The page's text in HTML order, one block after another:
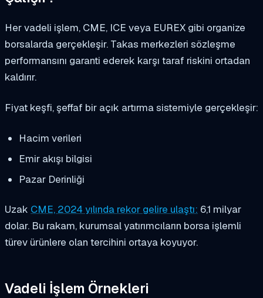
Her vadeli işlem, CME, ICE veya EUREX gibi organize
borsalarda gerçekleşir. Takas merkezleri sözleşme
performansını garanti ederek karşı taraf riskini ortadan
kaldırır.
Fiyat keşfi, şeffaf bir açık artırma sistemiyle gerçekleşir:
Hacim verileri
Emir akışı bilgisi
Pazar Derinliği
Uzak CME, 2024 yılında rekor gelire ulaştı: 6,1 milyar
dolar. Bu rakam, kurumsal yatırımcıların borsa işlemli
türev ürünlere olan tercihini ortaya koyuyor.
Vadeli İşlem Örnekleri